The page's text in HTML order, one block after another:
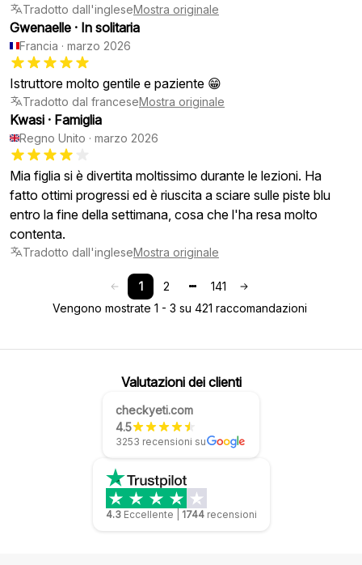
Tradotto dall'ingleseMostra originale
Gwenaelle · In solitaria
Francia · marzo 2026
Istruttore molto gentile e paziente 😁
Tradotto dal franceseMostra originale
Kwasi · Famiglia
Regno Unito · marzo 2026
Mia figlia si è divertita moltissimo durante le lezioni. Ha
fatto ottimi progressi ed è riuscita a sciare sulle piste blu
entro la fine della settimana, cosa che l'ha resa molto
contenta.
Tradotto dall'ingleseMostra originale
1 2
141
Vengono mostrate 1 - 3 su 421 raccomandazioni
Valutazioni dei clienti
checkyeti.com
4.5
3253 recensioni su
4.3 Eccellente 1744 recensioni